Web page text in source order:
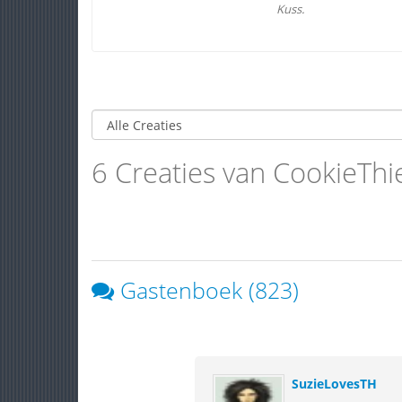
Kuss.
6 Creaties van
Gastenboek (823)
SuzieLovesTH